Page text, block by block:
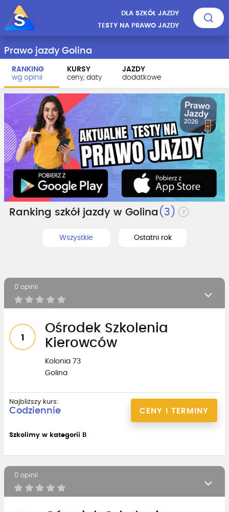
DLA SZKÓŁ JAZDY
TESTY NA PRAWO JAZDY
Prawo jazdy Golina
RANKING
wg opinii
KURSY
ceny, daty
JAZDY
dodatkowe
Ranking szkół jazdy w Golina (3)
Wszystkie Ostatni rok
0 opinii
1
Ośrodek Szkolenia
Kierowców
Kolonia 73
Golina
CENY I TERMINY
Najbliższy kurs:
Codziennie
Szkolimy w kategorii B
0 opinii